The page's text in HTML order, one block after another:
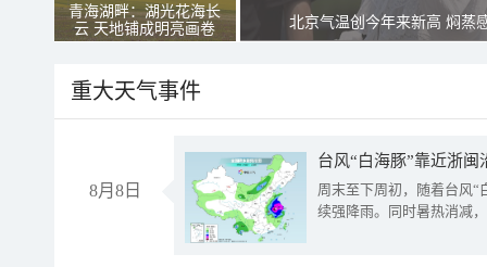
青海湖畔：湖光花海长
云 天地铺成明亮画卷
北京气温创今年来新高 焖蒸
重大天气事件
8月8日
台风“白海豚”靠近浙
周末至下周初，随着台风“
续强降雨。同时暑热消减